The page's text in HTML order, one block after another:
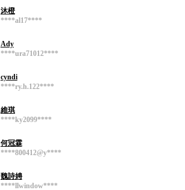
沐橙
****al17****
Ady
****ura71012****
cyndi
****ry.h.122****
維琪
****ky2099****
何冠霖
****800412@y****
魏詩娉
****llwindow****